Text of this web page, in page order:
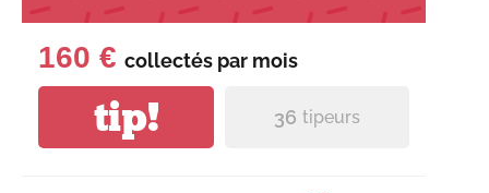
160 € collectés par mois
tip! 36 tipeurs